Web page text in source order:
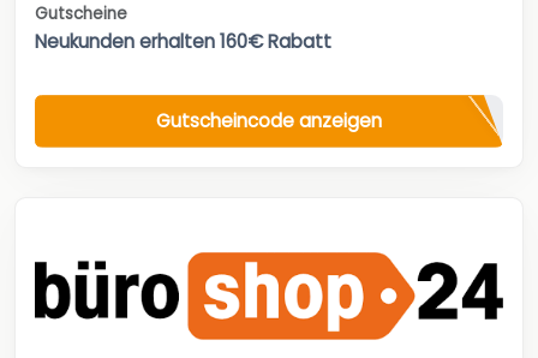
Gutscheine
Neukunden erhalten 160€ Rabatt
Gutscheincode anzeigen